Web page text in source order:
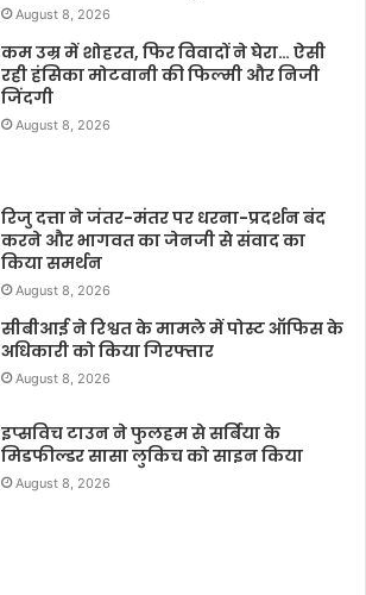
August 8, 2026
कम उम्र में शोहरत, फिर विवादों ने घेरा… ऐसी
रही हंसिका मोटवानी की फिल्मी और निजी
जिंदगी
August 8, 2026
रिजु दत्ता ने जंतर-मंतर पर धरना-प्रदर्शन बंद
करने और भागवत का जेनजी से संवाद का
किया समर्थन
August 8, 2026
सीबीआई ने रिश्वत के मामले में पोस्ट ऑफिस के
अधिकारी को किया गिरफ्तार
August 8, 2026
इप्सविच टाउन ने फुलहम से सर्बिया के
मिडफील्डर सासा लुकिच को साइन किया
August 8, 2026